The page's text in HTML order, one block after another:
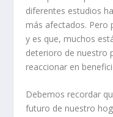
diferentes estudios
más afectados. Pero
y es que, muchos
deterioro de nuestro
reaccionar en
Debemos recordar
futuro de nuestro